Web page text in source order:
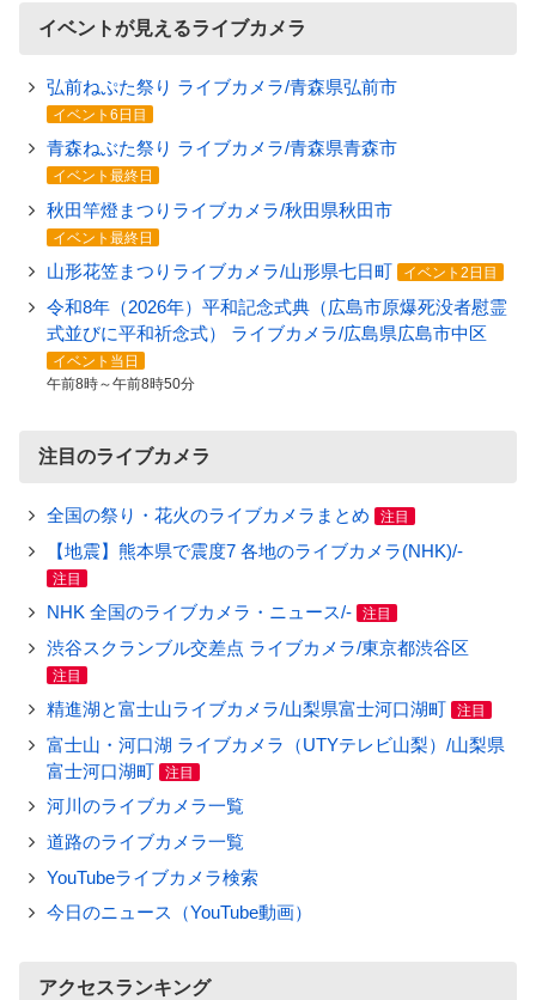
イベントが見えるライブカメラ
弘前ねぷた祭り ライブカメラ/青森県弘前市
イベント6日目
青森ねぶた祭り ライブカメラ/青森県青森市
イベント最終日
秋田竿燈まつりライブカメラ/秋田県秋田市
イベント最終日
山形花笠まつりライブカメラ/山形県七日町 イベント2日目
令和8年（2026年）平和記念式典（広島市原爆死没者慰霊
式並びに平和祈念式） ライブカメラ/広島県広島市中区
イベント当日
午前8時～午前8時50分
注目のライブカメラ
全国の祭り・花火のライブカメラまとめ 注目
【地震】熊本県で震度7 各地のライブカメラ(NHK)/-
注目
NHK 全国のライブカメラ・ニュース/- 注目
渋谷スクランブル交差点 ライブカメラ/東京都渋谷区
注目
精進湖と富士山ライブカメラ/山梨県富士河口湖町 注目
富士山・河口湖 ライブカメラ（UTYテレビ山梨）/山梨県
富士河口湖町
注目
河川のライブカメラ一覧
道路のライブカメラ一覧
YouTubeライブカメラ検索
今日のニュース（YouTube動画）
アクセスランキング